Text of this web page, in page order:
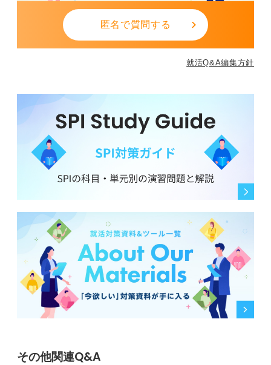
匿名で質問する
就活Q&A編集方針
その他関連Q&A